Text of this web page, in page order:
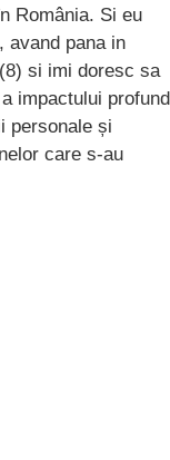
România. Si eu
avand pana in
si imi doresc sa
impactului profund
personale și
care s-au